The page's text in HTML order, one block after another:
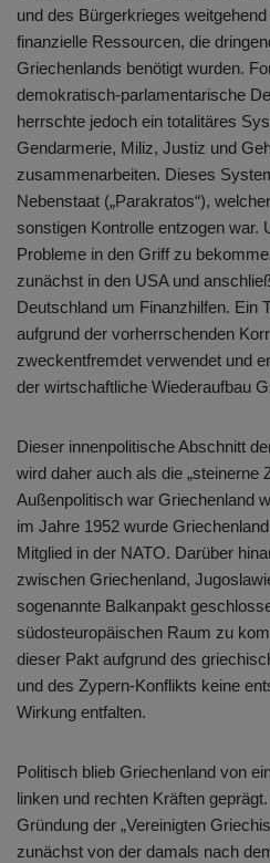
und des Bürgerkrieges
finanzielle Ressourcen, die
Griechenlands benötigt wurden.
demokratisch-parlamentarische
herrschte jedoch ein totalitäres
Gendarmerie, Miliz, Justiz und
zusammenarbeiten. Dieses
Nebenstaat („Parakratos“),
sonstigen Kontrolle entzogen war.
Probleme in den Griff zu
zunächst in den USA und
Deutschland um Finanzhilfen. Ein
aufgrund der vorherrschenden
zweckentfremdet verwendet und
der wirtschaftliche Wiederaufbau
Dieser innenpolitische Abschnitt
wird daher auch als die „steinerne
Außenpolitisch war Griechenland
im Jahre 1952 wurde
Mitglied in der NATO. Darüber
zwischen Griechenland,
sogenannte Balkanpakt
südosteuropäischen Raum zu
dieser Pakt aufgrund des
und des Zypern-Konflikts keine
Wirkung entfalten.
Politisch blieb Griechenland von
linken und rechten Kräften
Gründung der „Vereinigten
zunächst von der damals nach